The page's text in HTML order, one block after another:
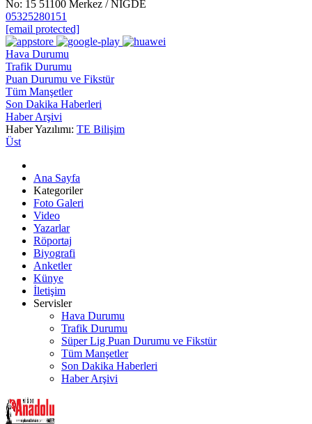
No: 15 51100 Merkez / NİĞDE
05325280151
[email protected]
Hava Durumu
Trafik Durumu
Puan Durumu ve Fikstür
Tüm Manşetler
Son Dakika Haberleri
Haber Arşivi
Haber Yazılımı: TE Bilişim
Üst
Ana Sayfa
Kategoriler
Foto Galeri
Video
Yazarlar
Röportaj
Biyografi
Anketler
Künye
İletişim
Servisler
Hava Durumu
Trafik Durumu
Süper Lig Puan Durumu ve Fikstür
Tüm Manşetler
Son Dakika Haberleri
Haber Arşivi